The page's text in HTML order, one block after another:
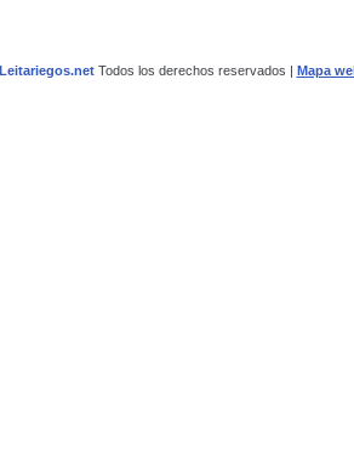
Leitariegos.netTodos los derechos reservados | Mapa